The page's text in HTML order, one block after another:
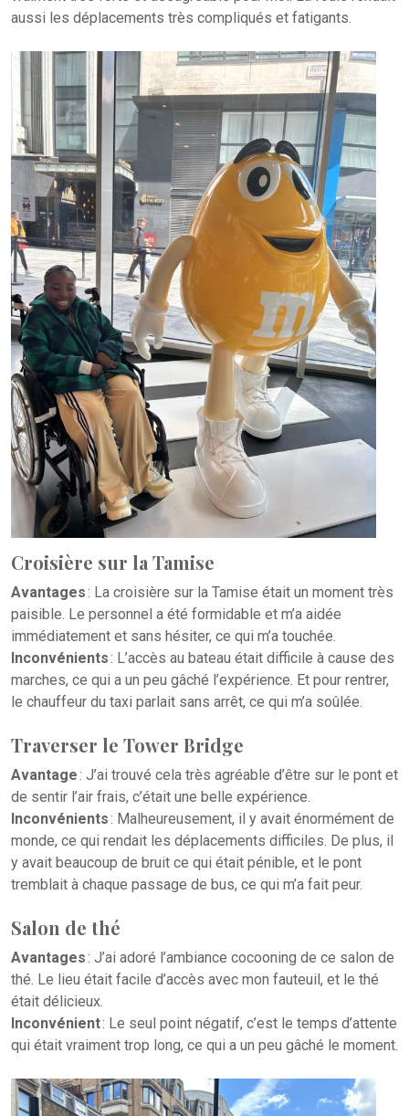
aussi les déplacements très compliqués et fatigants.
Croisière sur la Tamise
Avantages: La croisière sur la Tamise était un moment très
paisible. Le personnel a été formidable et m’a aidée
immédiatement et sans hésiter, ce qui m’a touchée.
Inconvénients: L’accès au bateau était difficile à cause des
marches, ce qui a un peu gâché l’expérience. Et pour rentrer,
le chauffeur du taxi parlait sans arrêt, ce qui m’a soûlée.
Traverser le Tower Bridge
Avantage: J’ai trouvé cela très agréable d’être sur le pont et
de sentir l’air frais, c’était une belle expérience.
Inconvénients: Malheureusement, il y avait énormément de
monde, ce qui rendait les déplacements difficiles. De plus, il
y avait beaucoup de bruit ce qui était pénible, et le pont
tremblait à chaque passage de bus, ce qui m’a fait peur.
Salon de thé
Avantages: J’ai adoré l’ambiance cocooning de ce salon de
thé. Le lieu était facile d’accès avec mon fauteuil, et le thé
était délicieux.
Inconvénient: Le seul point négatif, c’est le temps d’attente
qui était vraiment trop long, ce qui a un peu gâché le moment.